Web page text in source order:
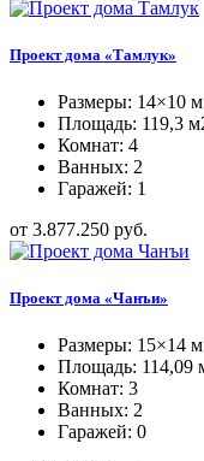
Проект дома «Тамлук»
Размеры: 14×10 м
Площадь: 119,3
Комнат: 4
Ванных: 2
Гаражей: 1
от 3.877.250 руб.
Проект дома «Чанъи»
Размеры: 15×14 м
Площадь: 114,09
Комнат: 3
Ванных: 2
Гаражей: 0